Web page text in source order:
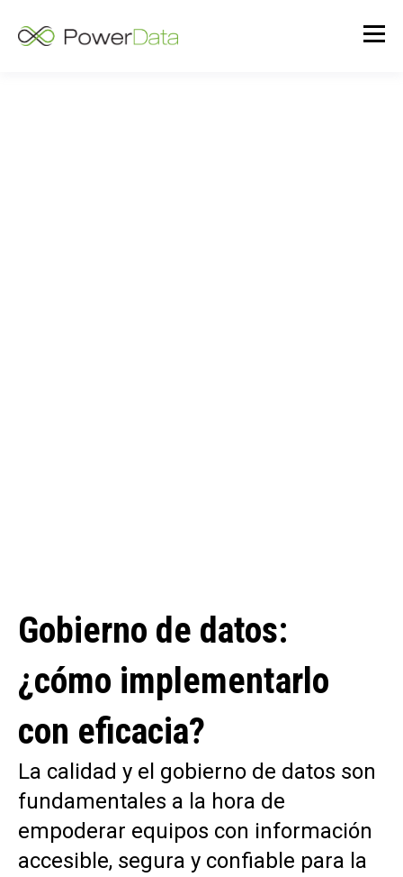
Gobierno de datos:
¿cómo implementarlo
con eficacia?
La calidad y el gobierno de datos son
fundamentales a la hora de
empoderar equipos con información
accesible, segura y confiable para la